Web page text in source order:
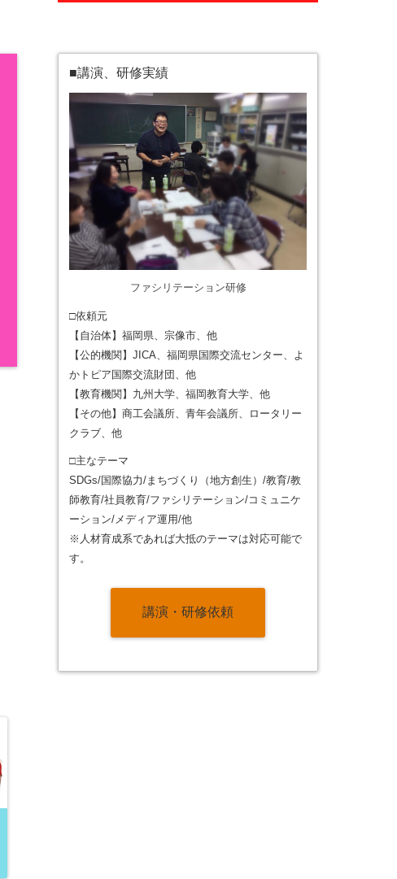
■講演、研修実績
ファシリテーション研修
□依頼元
【自治体】福岡県、宗像市、他
【公的機関】JICA、福岡県国際交流センター、よ
かトピア国際交流財団、他
【教育機関】九州大学、福岡教育大学、他
【その他】商工会議所、青年会議所、ロータリー
クラブ、他
□主なテーマ
SDGs/国際協力/まちづくり（地方創生）/教育/教
師教育/社員教育/ファシリテーション/コミュニケ
ーション/メディア運用/他
※人材育成系であれば大抵のテーマは対応可能で
す。
講演・研修依頼